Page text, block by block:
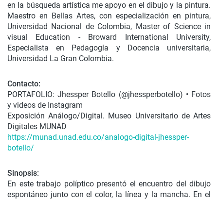
en la búsqueda artística me apoyo en el dibujo y la pintura.
Maestro en Bellas Artes, con especialización en pintura,
Universidad Nacional de Colombia, Master of Science in
visual Education - Broward International University,
Especialista en Pedagogía y Docencia universitaria,
Universidad La Gran Colombia.
Contacto:
PORTAFOLIO: Jhessper Botello (@jhessperbotello) • Fotos
y videos de Instagram
Exposición Análogo/Digital. Museo Universitario de Artes
Digitales MUNAD
https://munad.unad.edu.co/analogo-digital-jhessper-
botello/
Sinopsis:
En este trabajo políptico presentó el encuentro del dibujo
espontáneo junto con el color, la línea y la mancha. En el